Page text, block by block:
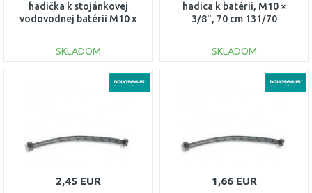
hadička k stojánkovej
vodovodnej batérii M10 x
SKLADOM
hadica k batérii, M10 ×
3/8", 70 cm 131/70
SKLADOM
2,45 EUR 1,66 EUR